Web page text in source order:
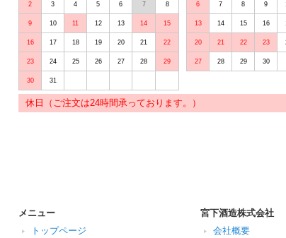
2 3 4 5 6 7 8
9 10 11 12 13 14 15
16 17 18 19 20 21 22
23 24 25 26 27 28 29
30 31
6 7 8 9
13 14 15 16
20 21 22 23
27 28 29 30
休日（ご注文は24時間承っております。）
メニュー
トップページ
宮下酒造株式会社
会社概要